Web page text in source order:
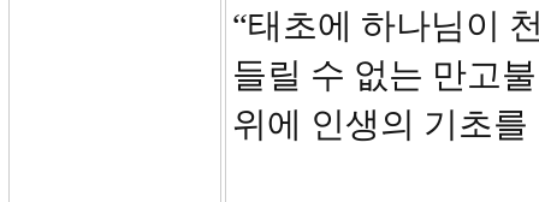
“태초에 하나님이
들릴 수 없는 만고
위에 인생의 기초